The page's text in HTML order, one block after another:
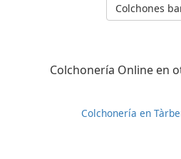
Colchones
Colchonería Online en
Colchonería en